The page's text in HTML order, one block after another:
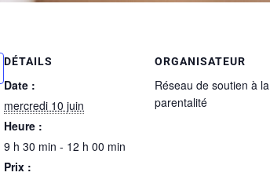
DÉTAILS
Date :
mercredi 10 juin
Heure :
9 h 30 min - 12 h 00 min
Prix :
ORGANISATEUR
Réseau de soutien à la
parentalité